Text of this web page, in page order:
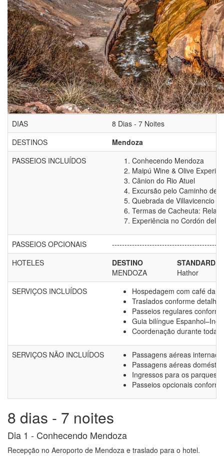
DIAS
8 Dias - 7 Noites
DESTINOS
Mendoza
PASSEIOS INCLUÍDOS
Conhecendo Mendoza
Maipú Wine & Olive
Cânion do Rio Atuel
Excursão pelo Caminho de
Quebrada de Villavicencio
Termas de Cacheuta: Relax
Experiência no Cordón del
PASSEIOS OPCIONAIS
HOTELES
DESTINO
STANDARD
MENDOZA
Hathor
SERVIÇOS INCLUÍDOS
Hospedagem com café da
Traslados conforme
Passeios regulares
Guia bilíngue
Coordenação durante toda
SERVIÇOS NÃO INCLUÍDOS
Passagens aéreas
Passagens aéreas
Ingressos para os parques
Passeios opcionais
8 dias - 7 noites
Dia 1 - Conhecendo Mendoza
Recepção no Aeroporto de Mendoza e traslado para o hotel.